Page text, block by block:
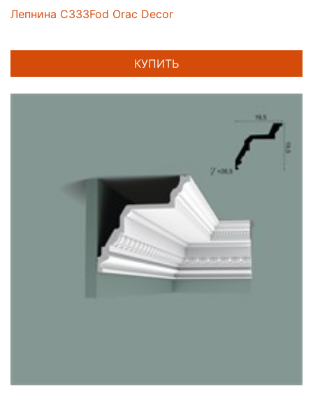
Лепнина C333Fod Orac Decor
КУПИТЬ